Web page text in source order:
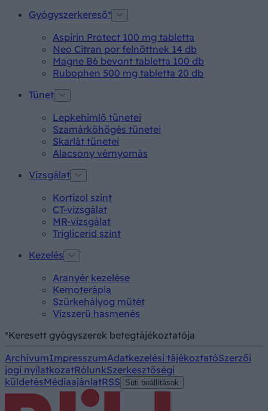
Gyógyszerkereső*
Aspirin Protect 100 mg tabletta
Neo Citran por felnőttnek 14 db
Magne B6 bevont tabletta 100 db
Rubophen 500 mg tabletta 20 db
Tünet
Lepkehimlő tünetei
Szamárköhögés tünetei
Skarlát tünetei
Alacsony vérnyomás
Vizsgálat
Kortizol szint
CT-vizsgálat
MR-vizsgálat
Triglicerid szint
Kezelés
Aranyér kezelése
Kemoterápia
Szürkehályog műtét
Vízszerű hasmenés
*Keresett gyógyszerek betegtájékoztatója
ArchívumImpresszumAdatkezelési tájékoztatóSzerzői
jogi nyilatkozatRólunkSzerkesztőségi
küldetésMédiaajánlatRSS Süti beállítások